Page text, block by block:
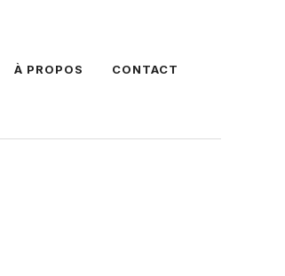
À PROPOS CONTACT